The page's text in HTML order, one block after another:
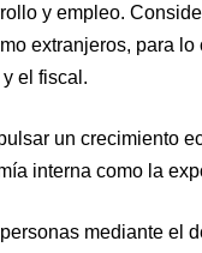
y empleo.
extranjeros, para
el fiscal.
un crecimiento
interna como la
mediante el